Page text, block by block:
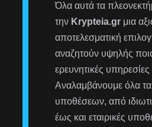
Όλα αυτά τα
την Krypteia.gr μια
αποτελεσματική
αναζητούν υψηλής
ερευνητικές
Αναλαμβάνουμε όλα τα
υποθέσεων, από
έως και εταιρικές